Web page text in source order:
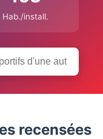
Hab./install.
recensées